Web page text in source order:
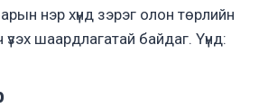
нэр хүнд зэрэг олон төрлийн
үзэх шаардлагатай байдаг. Үүнд: